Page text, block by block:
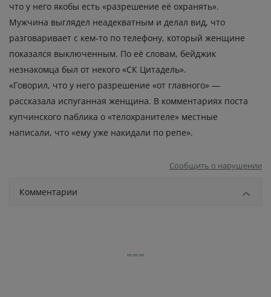
что у него якобы есть «разрешение её охранять».
Мужчина выглядел неадекватным и делал вид, что
разговаривает с кем-то по телефону, который женщине
показался выключенным. По её словам, бейджик
незнакомца был от некого «СК Цитадель».
«Говорил, что у него разрешение «от главного» —
рассказала испуганная женщина. В комментариях поста
купчинского паблика о «телохранителе» местные
написали, что «ему уже накидали по репе».
Сообщить о нарушении
Комментарии